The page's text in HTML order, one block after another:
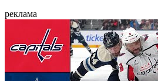
реклама